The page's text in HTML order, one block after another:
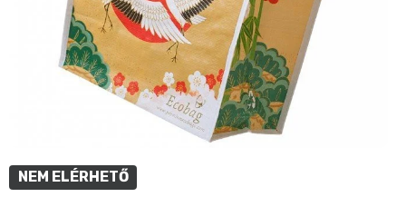
NEM ELÉRHETŐ